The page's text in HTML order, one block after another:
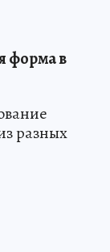
форма в
разных